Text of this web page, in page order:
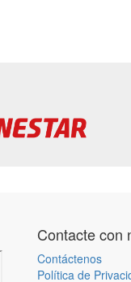
Contacte con
Contáctenos
Política de